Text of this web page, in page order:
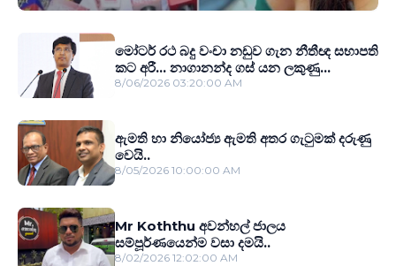
මෝටර් රථ බදු වංචා නඩුව ගැන නීතීඥ සභාපති
කට අරී... නාගානන්ද ගස් යන ලකුණු...
8/06/2026 03:20:00 AM
ඇමති හා නියෝජ්‍ය ඇමති අතර ගැටුමක් දරුණු
වෙයි..
8/05/2026 10:00:00 AM
Mr Koththu අවන්හල් ජාලය
සම්පූර්ණයෙන්ම වසා දමයි..
8/02/2026 12:02:00 AM